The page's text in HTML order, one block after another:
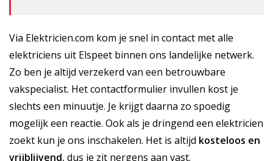
Via Elektricien.com kom je snel in contact met alle
elektriciens uit Elspeet binnen ons landelijke netwerk.
Zo ben je altijd verzekerd van een betrouwbare
vakspecialist. Het contactformulier invullen kost je
slechts een minuutje. Je krijgt daarna zo spoedig
mogelijk een reactie. Ook als je dringend een elektricien
zoekt kun je ons inschakelen. Het is altijd kosteloos en
vrijblijvend, dus je zit nergens aan vast.